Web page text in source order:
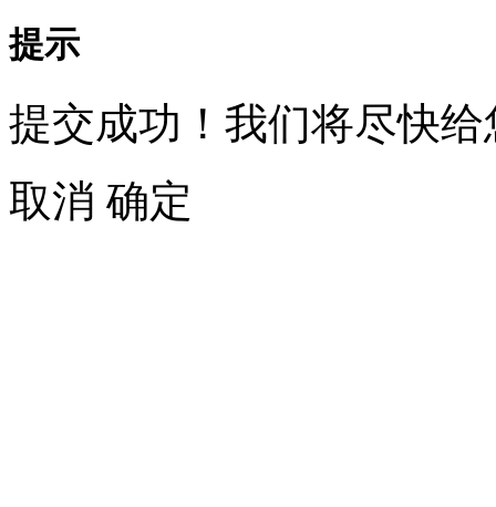
提示
提交成功！我们将尽快
取消 确定